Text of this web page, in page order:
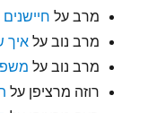
מרב על
מרב נוב עלאיך
מרב נוב על
רוזה מרציפן על